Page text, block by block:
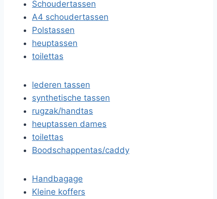
Schoudertassen
A4 schoudertassen
Polstassen
heuptassen
toilettas
lederen tassen
synthetische tassen
rugzak/handtas
heuptassen dames
toilettas
Boodschappentas/caddy
Handbagage
Kleine koffers